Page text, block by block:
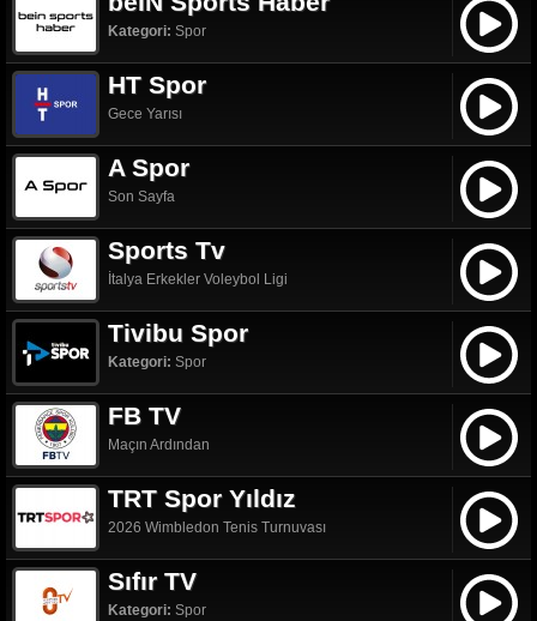
Kategori: Spor
HT Spor
Gece Yarısı
A Spor
Son Sayfa
Sports Tv
İtalya Erkekler Voleybol Ligi
Tivibu Spor
Kategori: Spor
FB TV
Maçın Ardından
TRT Spor Yıldız
2026 Wimbledon Tenis Turnuvası
Sıfır TV
Kategori: Spor